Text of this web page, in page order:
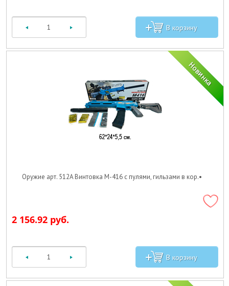
Оружие арт. 512A Винтовка М-416 c пулями, гильзами в кор.•
2 156.92 руб.